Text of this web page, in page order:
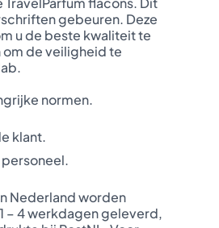
gebeuren. Deze
u de beste kwaliteit te
om de veiligheid te
normen.
klant.
Nederland worden
– 4 werkdagen geleverd,